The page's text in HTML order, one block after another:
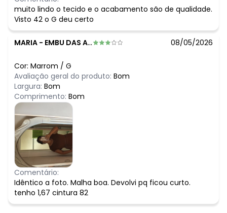
muito lindo o tecido e o acabamento são de qualidade.
Visto 42 o G deu certo
MARIA - EMBU DAS ARTES - SP 08/05/2026
Cor: Marrom / G
Avaliação geral do produto: Bom
Largura: Bom
Comprimento: Bom
Comentário:
Idêntico a foto. Malha boa. Devolvi pq ficou curto.
tenho 1,67 cintura 82